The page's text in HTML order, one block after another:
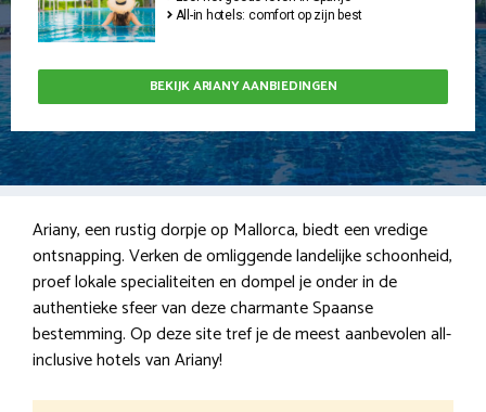
All-in hotels: comfort op zijn best
BEKIJK ARIANY AANBIEDINGEN
Ariany, een rustig dorpje op Mallorca, biedt een vredige
ontsnapping. Verken de omliggende landelijke schoonheid,
proef lokale specialiteiten en dompel je onder in de
authentieke sfeer van deze charmante Spaanse
bestemming. Op deze site tref je de meest aanbevolen all-
inclusive hotels van Ariany!